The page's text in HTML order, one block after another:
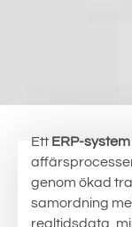
Ett ERP-system
genom ökad
samordning
realtidsdata,